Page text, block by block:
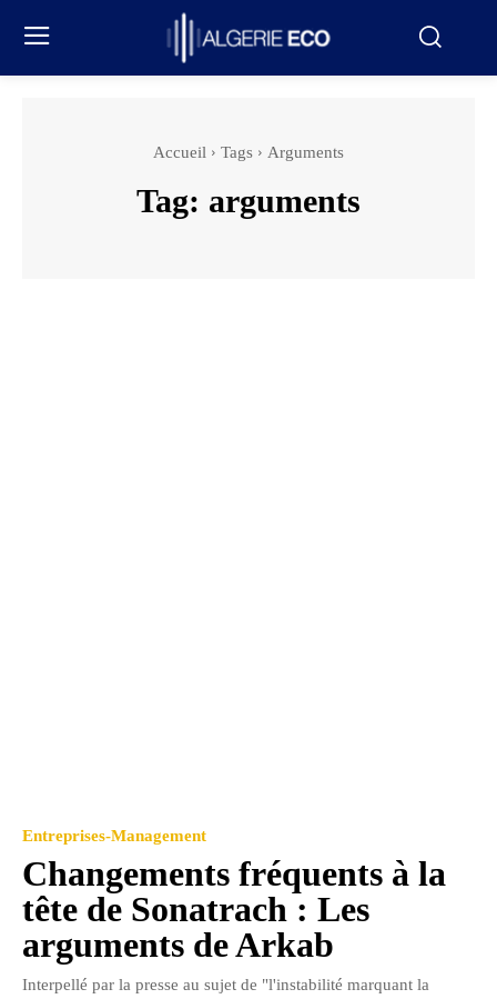
Accueil Tags Arguments
Tag: arguments
Entreprises-Management
Changements fréquents à la
tête de Sonatrach : Les
arguments de Arkab
Interpellé par la presse au sujet de "l'instabilité marquant la